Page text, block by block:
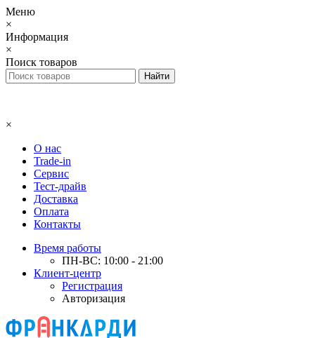
Меню
×
Информация
×
Поиск товаров
×
О нас
Trade-in
Сервис
Тест-драйв
Доставка
Оплата
Контакты
Время работы
ПН-ВС: 10:00 - 21:00
Клиент-центр
Регистрация
Авторизация